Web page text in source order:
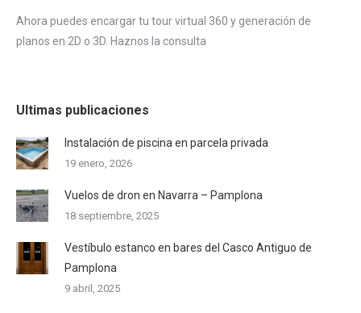
Ahora puedes encargar tu tour virtual 360 y generación de
planos en 2D o 3D. Haznos la consulta
Ultimas publicaciones
Instalación de piscina en parcela privada
19 enero, 2026
Vuelos de dron en Navarra – Pamplona
18 septiembre, 2025
Vestíbulo estanco en bares del Casco Antiguo de
Pamplona
9 abril, 2025